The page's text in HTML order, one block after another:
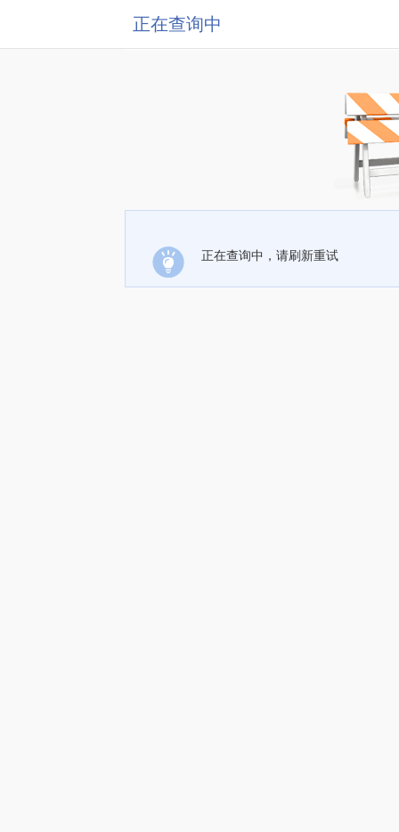
正在查询中
正在查询中，请刷新重试